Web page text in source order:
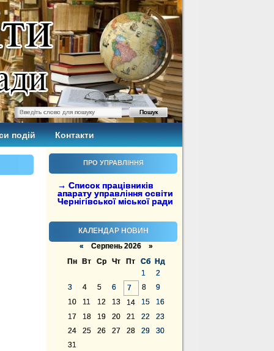
подій Контакти
ПРО УПРАВЛІННЯ
→ Список працівників
апарату управління освіти
Чернігівської міської ради
КАЛЕНДАР НОВИН
« Серпень 2026 »
Пн
Вт Ср Чт Пт Сб
Нд
1
2
3
4 5 6 7 8
9
10
11 12 13 14 15
16
17
18 19 20 21 22
23
24
25 26 27 28 29
30
31